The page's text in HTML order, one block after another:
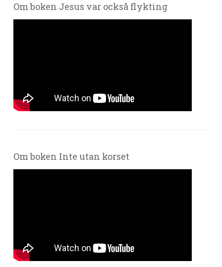
Om boken Jesus var också flykting
Om boken Inte utan korset